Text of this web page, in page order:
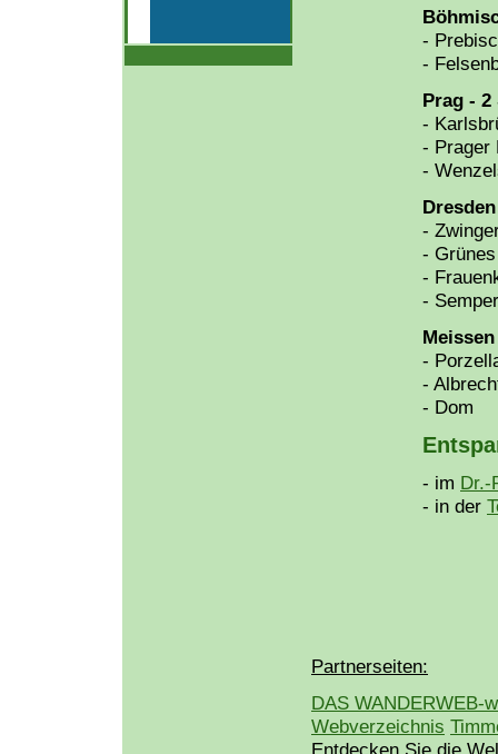
-
-
Prag - 2
-
- Prager
-
-
-
-
-
-
-
- Dom
- im Dr.-
- in der
Partnerseiten:
DAS WANDERWEB-
Webverzeichnis
Entdecken Sie die